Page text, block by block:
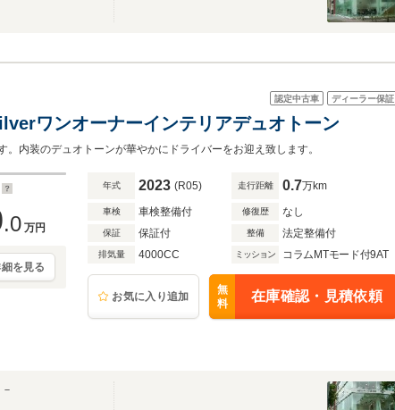
認定中古車 ディーラー保証
ワンオーナーインテリアデュオトーン
内装のデュオトーンが華やかにドライバーをお迎え致します。
.0 万円
を見る
年式 2023 (R05) 走行距離 0.7万km
車検 車検整備付 修復歴 なし
保証 保証付 整備 法定整備付
排気量 4000CC ミッション コラムMTモード付9AT
お気に入り追加
無
料
在庫確認・見積依頼